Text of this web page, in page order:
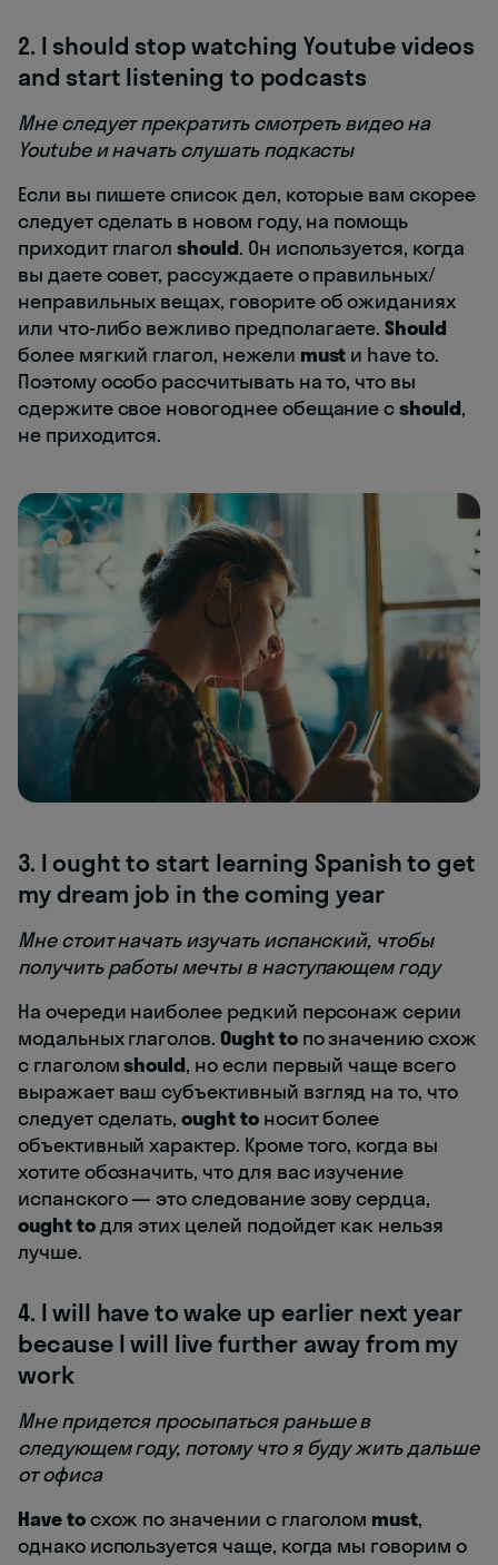
2. I should stop watching Youtube videos
and start listening to podcasts
Мне следует прекратить смотреть видео на
Youtube и начать слушать подкасты
Если вы пишете список дел, которые вам скорее
следует сделать в новом году, на помощь
приходит глаголshould. Он используется, когда
вы даете совет, рассуждаете о правильных/
неправильных вещах, говорите об ожиданиях
или что-либо вежливо предполагаете.Should
более мягкий глагол, нежели must и have to.
Поэтому особо рассчитывать на то, что вы
сдержите свое новогоднее обещание сshould,
не приходится.
3. I ought to start learning Spanish to get
my dream job in the coming year
Мне стоит начать изучать испанский, чтобы
получить работы мечты в наступающем году
На очереди наиболее редкий персонаж серии
модальных глаголов. Ought toпо значению схож
с глаголомshould, но если первый чаще всего
выражает ваш субъективный взгляд на то, что
следует сделать,ought toносит более
объективный характер. Кроме того, когда вы
хотите обозначить, что для вас изучение
испанского — это следование зову сердца,
ought toдля этих целей подойдет как нельзя
лучше.
4. I will have to wake up earlier next year
because I will live further away from my
work
Мне придется просыпаться раньше в
следующем году, потому что я буду жить дальше
от офиса
Have toсхож по значении с глаголом must,
однако используется чаще, когда мы говорим о